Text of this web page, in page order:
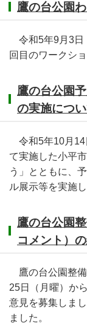
鷹の台公園
令和5年9月3日
回目のワークシ
鷹の台公園
の実施につ
令和5年10月14
て実施した小平
う」とともに、
ル展示等を実施し
鷹の台公園
コメント）
鷹の台公園整備
25日（月曜）か
意見を募集しま
ました。